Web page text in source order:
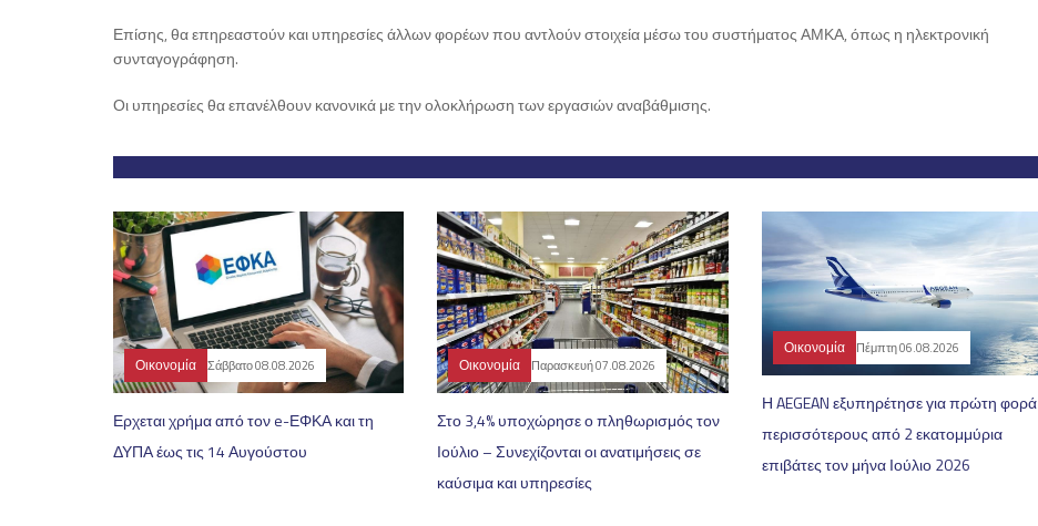
Επίσης, θα επηρεαστούν και υπηρεσίες άλλων φορέων που αντλούν στοιχεία μέσω του συστήματος ΑΜΚΑ, όπως η ηλεκτρονική
συνταγογράφηση.
Οι υπηρεσίες θα επανέλθουν κανονικά με την ολοκλήρωση των εργασιών αναβάθμισης.
Οικονομία Σάββατο 08.08.2026
Ερχεται χρήμα από τον e-ΕΦΚΑ και τη
ΔΥΠΑ έως τις 14 Αυγούστου
Οικονομία Παρασκευή 07.08.2026
Στο 3,4% υποχώρησε ο πληθωρισμός τον
Ιούλιο – Συνεχίζονται οι ανατιμήσεις σε
καύσιμα και υπηρεσίες
Οικονομία Πέμπτη 06.08.2026
Η AEGEAN εξυπηρέτησε για πρώτη φορά
περισσότερους από 2 εκατομμύρια
επιβάτες τον μήνα Ιούλιο 2026